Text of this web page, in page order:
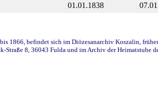
01.01.1838
1866, befindet sich im Diözesanarchiv Koszalin,
Straße 8, 36043 Fulda und im Archiv der